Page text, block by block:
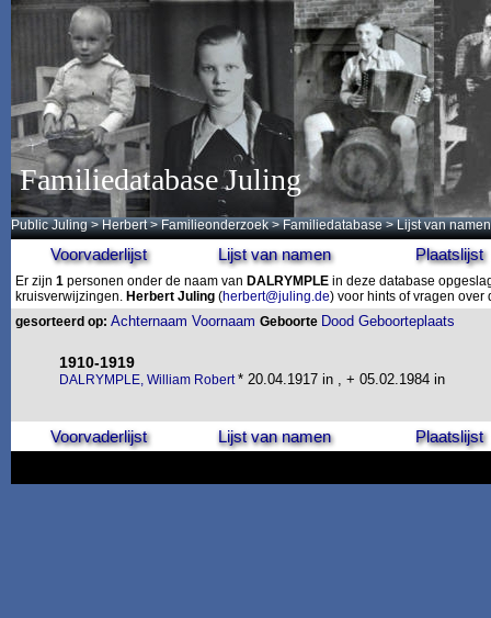
Familiedatabase Juling
Public Juling >Herbert >Familieonderzoek >Familiedatabase > Lijst van namen
Voorvaderlijst Lijst van namen Plaatslijst
Er zijn 1 personen onder de naam van DALRYMPLE in deze database
kruisverwijzingen. Herbert Juling (herbert@juling.de) voor hints of vragen
gesorteerd op: Achternaam Voornaam Geboorte Dood Geboorteplaats
1910-1919
DALRYMPLE, William Robert* 20.04.1917 in , + 05.02.1984 in
Voorvaderlijst Lijst van namen Plaatslijst